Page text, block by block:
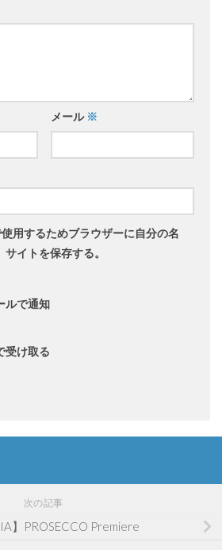
メール ※
用するためブラウザーに自分の名
イトを保存する。
ルで通知
受け取る
次の記事
】PROSECCO Premiere